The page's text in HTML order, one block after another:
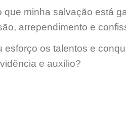
que minha salvação está
arrependimento e
esforço os talentos e
e auxílio?